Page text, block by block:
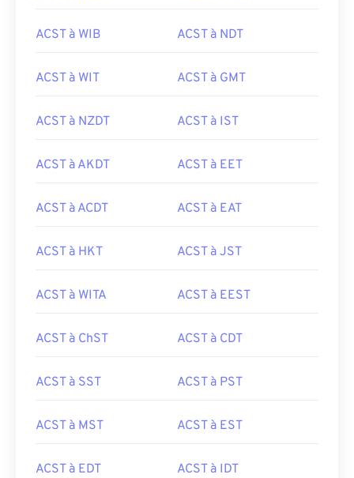
ACST à WIB ACST à NDT
ACST à WIT ACST à GMT
ACST à NZDT ACST à IST
ACST à AKDT ACST à EET
ACST à ACDT ACST à EAT
ACST à HKT ACST à JST
ACST à WITA ACST à EEST
ACST à ChST ACST à CDT
ACST à SST ACST à PST
ACST à MST ACST à EST
ACST à EDT ACST à IDT